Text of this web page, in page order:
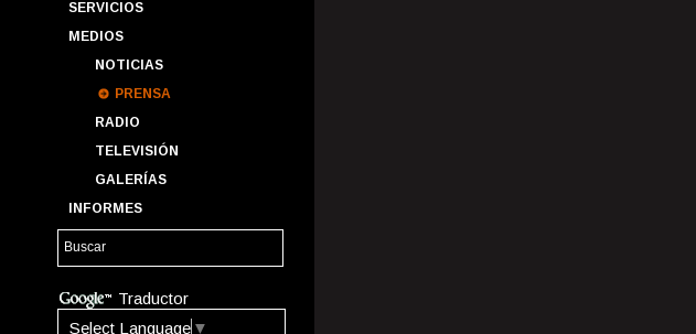
SERVICIOS
MEDIOS
NOTICIAS
PRENSA
RADIO
TELEVISIÓN
GALERÍAS
INFORMES
Traductor
Select Language ▼